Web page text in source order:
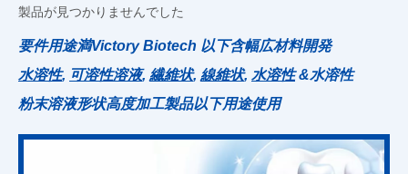
製品が見つかりませんでした
要件用途満Victory Biotech 以下含幅広材料開発
水溶性, 可溶性溶液, 繊維状, 線維状, 水溶性&水溶性
粉末溶液形状高度加工製品以下用途使用